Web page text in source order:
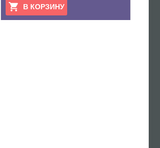
В КОРЗИНУ